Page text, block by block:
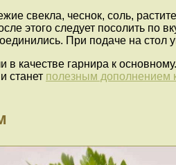
свекла, чеснок, соль,
этого следует посолить
При подаче на стол
в качестве гарнира к
станет полезным дополнением